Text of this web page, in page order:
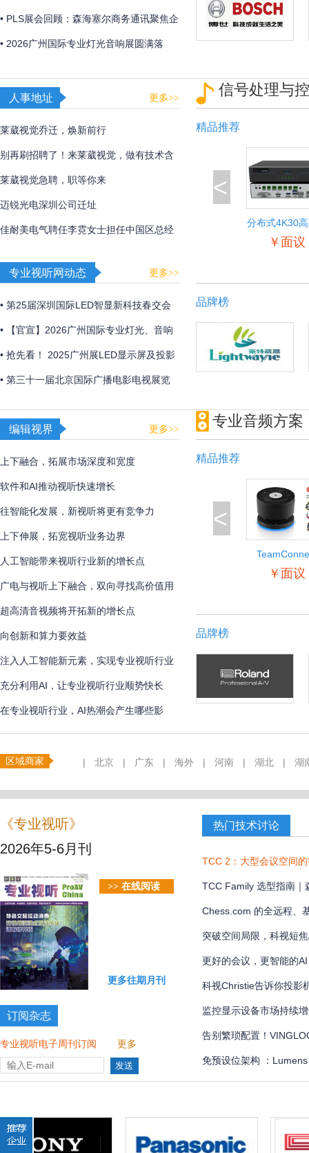
「视觉魔盒2026——光遇非遗」，带来非
遗文化与光影艺术的碰撞！
• PLS展会回顾：森海塞尔商务通讯聚焦企
业及教育解决方案
• 2026广州国际专业灯光音响展圆满落
核实力诠释极致声境
人事地址 更多>>
莱葳视觉乔迁，焕新前行
别再刷招聘了！来莱葳视觉，做有技术含
量的事
莱葳视觉急聘，职等你来
迈锐光电深圳公司迁址
佳耐美电气聘任李霓女士担任中国区总经
专业视听网动态 更多>>
• 第25届深圳国际LED智显新科技春交会
2026年初召开
• 【官宣】2026广州国际专业灯光、音响
展全新展区规划首发 ，全球招展正式启
动！
• 抢先看！ 2025广州展LED显示屏及投影
产品企业展品合集
• 第三十一届北京国际广播电影电视展览
信号处理与
精品推荐
<
分布式4K30
￥面议
品牌榜
编辑视界 更多>>
上下融合，拓展市场深度和宽度
软件和AI推动视听快速增长
往智能化发展，新视听将更有竞争力
上下伸展，拓宽视听业务边界
人工智能带来视听行业新的增长点
广电与视听上下融合，双向寻找高价值用
户
超高清音视频将开拓新的增长点
向创新和算力要效益
注入人工智能新元素，实现专业视听行业
创新
充分利用AI，让专业视听行业顺势快长
在专业视听行业，AI热潮会产生哪些影
响？
专业音频方案
精品推荐
<
￥面议
品牌榜
区域商家 | 北京 | 广东 | 海外 | 河南 | 湖北 | 湖
《专业视听》
2026年5-6月刊
>> 在线阅读
更多往期月刊
订阅杂志
专业视听电子周刊订阅 更多
热门技术讨论
TCC 2：大型会议空间
TCC Family 选型指南｜
款？
Chess.com 的全远程、
国际象棋比赛多达 300
突破空间局限，科视短
更好的会议，更智能的AI
科视Christie告诉你投影
监控显示设备市场持续
告别繁琐配置！
管理界面全解
免预设位架构 ：
全自动化